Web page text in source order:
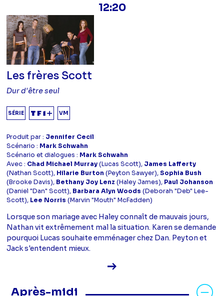
12:20
Les frères Scott
Dur d'être seul
SÉRIE VM
Produit par : Jennifer Cecil
Scénario : Mark Schwahn
Scénario et dialogues : Mark Schwahn
Avec : Chad Michael Murray(Lucas Scott), James Lafferty
(Nathan Scott), Hilarie Burton (Peyton Sawyer),Sophia Bush
(Brooke Davis), Bethany Joy Lenz (Haley James), Paul Johanson
(Daniel "Dan" Scott), Barbara Alyn Woods (Deborah "Deb" Lee-
Scott), Lee Norris (Marvin "Mouth" McFadden)
Lorsque son mariage avec Haley connaît de mauvais jours,
Nathan vit extrêmement mal la situation. Karen se demande
pourquoi Lucas souhaite emménager chez Dan. Peyton et
Jack s'entendent mieux.
Voir la fiche diffusion
Après-midi
Masquer les programmes Après-